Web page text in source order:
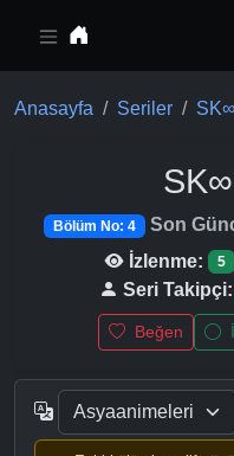
Anasayfa Seriler SK∞
SK∞
Bölüm No: 4 Son
İzlenme:
5
Seri Takipçi:
Beğen